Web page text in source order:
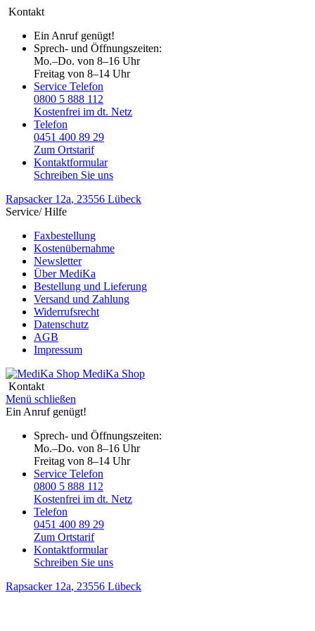
Kontakt
Ein Anruf genügt!
Sprech- und Öffnungszeiten:
Mo.–Do. von 8–16 Uhr
Freitag von 8–14 Uhr
Service Telefon
0800 5 888 112
Kostenfrei im dt. Netz
Telefon
0451 400 89 29
Zum Ortstarif
Kontaktformular
Schreiben Sie uns
Rapsacker 12a, 23556 Lübeck
Service/ Hilfe
Faxbestellung
Kostenübernahme
Newsletter
Über MediKa
Bestellung und Lieferung
Versand und Zahlung
Widerrufsrecht
Datenschutz
AGB
Impressum
MediKa Shop
Kontakt
Menü schließen
Ein Anruf genügt!
Sprech- und Öffnungszeiten:
Mo.–Do. von 8–16 Uhr
Freitag von 8–14 Uhr
Service Telefon
0800 5 888 112
Kostenfrei im dt. Netz
Telefon
0451 400 89 29
Zum Ortstarif
Kontaktformular
Schreiben Sie uns
Rapsacker 12a, 23556 Lübeck